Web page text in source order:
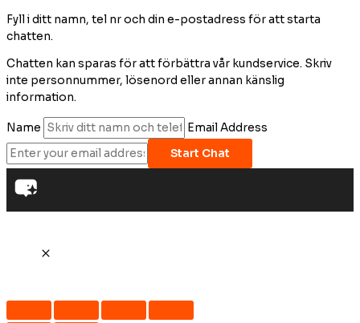
Fyll i ditt namn, tel nr och din e-postadress för att starta
chatten.
Chatten kan sparas för att förbättra vår kundservice. Skriv
inte personnummer, lösenord eller annan känslig
information.
Name
Email Address
Start Chat